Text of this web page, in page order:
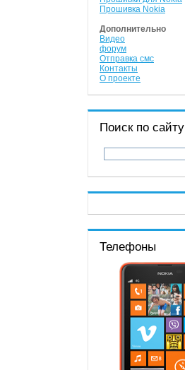
Прошивка Nokia
Дополнительно
Видео
форум
Отправка смс
Контакты
О проекте
Поиск по сайту
Телефоны